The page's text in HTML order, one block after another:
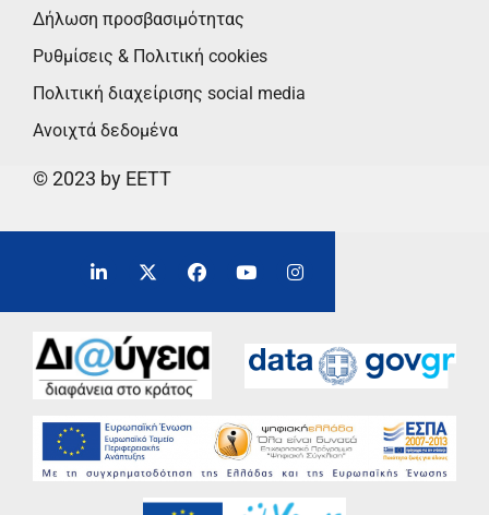
Δήλωση προσβασιμότητας
Ρυθμίσεις & Πολιτική cookies
Πολιτική διαχείρισης social media
Ανοιχτά δεδομένα
© 2023 by EETT